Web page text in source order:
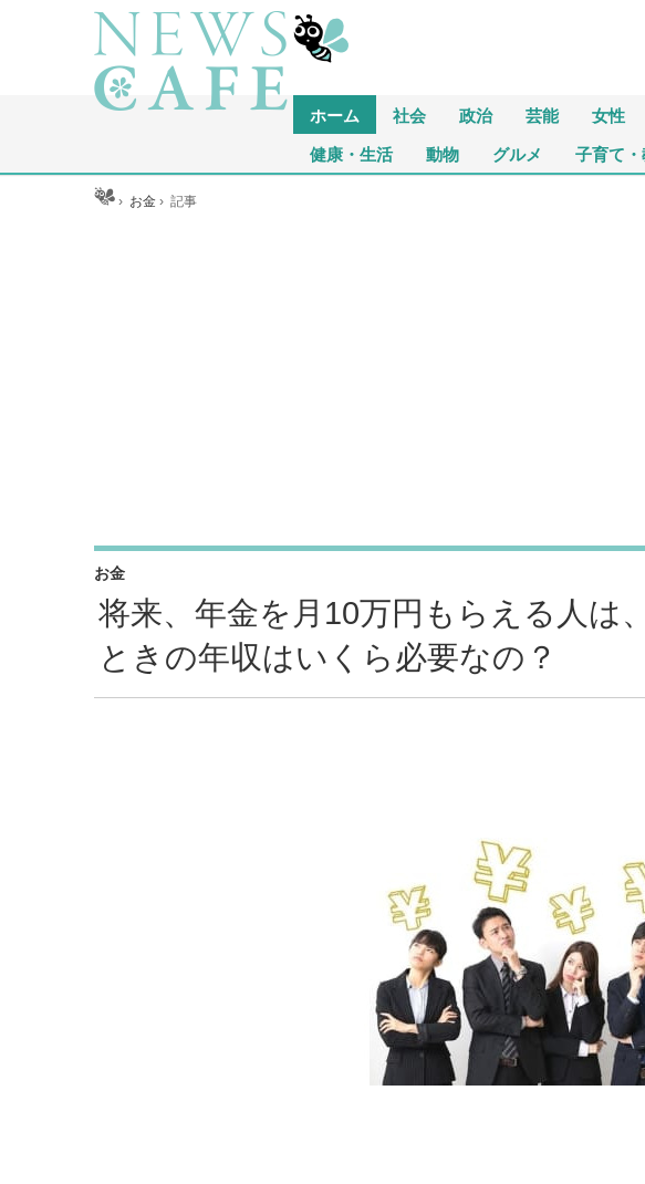
ホーム 社会 政治 芸能 女性
健康・生活 動物 グルメ 子育て・
ホーム › お金 ›記事
将来、年金を月10万円もらえる人は
ときの年収はいくら必要なの？
お金